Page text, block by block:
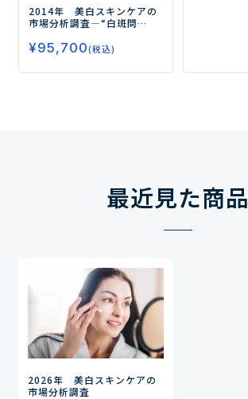
2014年 美白スキンケアの
市場分析調査―“白斑問
析―
¥95,700(税込)
最近見た商品
2026年 美白スキンケアの
市場分析調査